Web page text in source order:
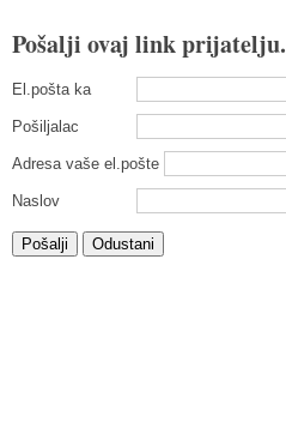
Pošalji ovaj link prijatelju.
El.pošta ka
Pošiljalac
Adresa vaše el.pošte
Naslov
Pošalji Odustani